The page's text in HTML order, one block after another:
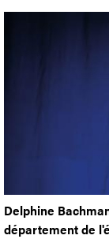
Delphine
département de